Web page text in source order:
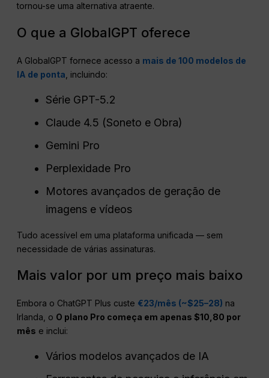
tornou-se uma alternativa atraente.
O que a GlobalGPT oferece
A GlobalGPT fornece acesso a mais de 100 modelos de
IA de ponta , incluindo:
Série GPT-5.2
Claude 4.5 (Soneto e Obra)
Gemini Pro
Perplexidade Pro
Motores avançados de geração de
imagens e vídeos
Tudo acessível em uma plataforma unificada — sem
necessidade de várias assinaturas.
Mais valor por um preço mais baixo
Embora o ChatGPT Plus custe €23/mês (~$25–28) na
Irlanda, o O plano Pro começa em apenas $10,80 por
mês e inclui:
Vários modelos avançados de IA